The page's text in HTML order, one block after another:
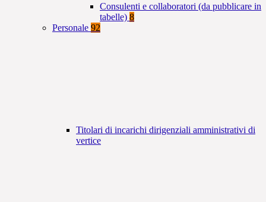
Consulenti e collaboratori (da pubblicare in
tabelle) 8
Personale 92
Titolari di incarichi dirigenziali amministrativi di
vertice